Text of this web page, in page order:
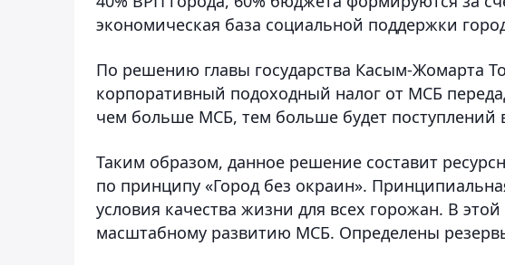
экономическая база социальной поддержки
По решению главы государства Касым-Жомарта
корпоративный подоходный налог от МСБ
чем больше МСБ, тем больше будет поступлений
Таким образом, данное решение составит
по принципу «Город без окраин».
условия качества жизни для всех горожан. В
масштабному развитию МСБ. Определены